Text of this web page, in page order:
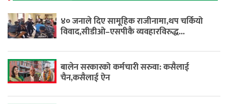
४० जनाले दिए सामूहिक राजीनामा,थप चर्कियो
विवाद,सीडीओ–एसपीकै व्यवहारविरुद्ध...
बालेन सरकारको कर्मचारी सरुवा: कसैलाई
चैन,कसैलाई ऐन